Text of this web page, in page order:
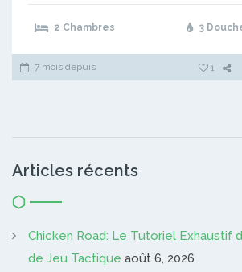
2 Chambres 3
7 mois depuis 1
Articles récents
Chicken Road: Le Tutoriel Exhaustif
de Jeu Tactique août 6, 2026